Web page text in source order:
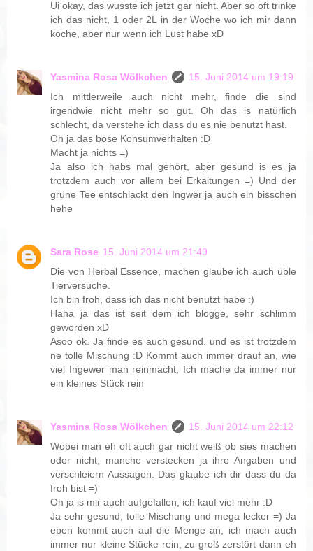
Ui okay, das wusste ich jetzt gar nicht. Aber so oft trinke
ich das nicht, 1 oder 2L in der Woche wo ich mir dann
koche, aber nur wenn ich Lust habe xD
Yasmina Rosa Wölkchen
15. Juni 2014 um 19:19
Ich mittlerweile auch nicht mehr, finde die sind
irgendwie nicht mehr so gut. Oh das is natürlich
schlecht, da verstehe ich dass du es nie benutzt hast.
Oh ja das böse Konsumverhalten :D
Macht ja nichts =)
Ja also ich habs mal gehört, aber gesund is es ja
trotzdem auch vor allem bei Erkältungen =) Und der
grüne Tee entschlackt den Ingwer ja auch ein bisschen
hehe
Sara Rose 15. Juni 2014 um 21:49
Die von Herbal Essence, machen glaube ich auch üble
Tierversuche.
Ich bin froh, dass ich das nicht benutzt habe :)
Haha ja das ist seit dem ich blogge, sehr schlimm
geworden xD
Asoo ok. Ja finde es auch gesund. und es ist trotzdem
ne tolle Mischung :D Kommt auch immer drauf an, wie
viel Ingewer man reinmacht, Ich mache da immer nur
ein kleines Stück rein
Yasmina Rosa Wölkchen
15. Juni 2014 um 22:12
Wobei man eh oft auch gar nicht weiß ob sies machen
oder nicht, manche verstecken ja ihre Angaben und
verschleiern Aussagen. Das glaube ich dir dass du da
froh bist =)
Oh ja is mir auch aufgefallen, ich kauf viel mehr :D
Ja sehr gesund, tolle Mischung und mega lecker =) Ja
eben kommt auch auf die Menge an, ich mach auch
immer nur kleine Stücke rein, zu groß zerstört dann eh